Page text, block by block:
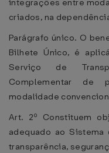
integrações entre
criados, na
Parágrafo único. O
Bilhete Único, é
Serviço de
Complementar de
modalidade
Art. 2º Constituem
adequado ao
transparência,